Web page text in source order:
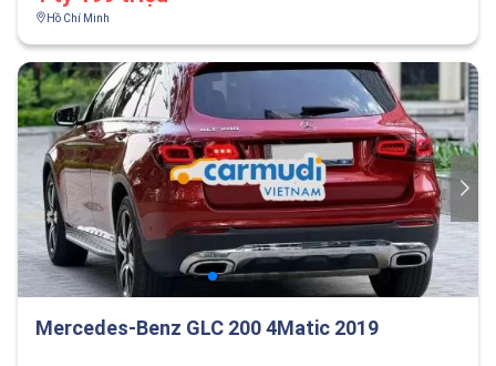
Hồ Chí Minh
Mercedes-Benz GLC 200 4Matic 2019